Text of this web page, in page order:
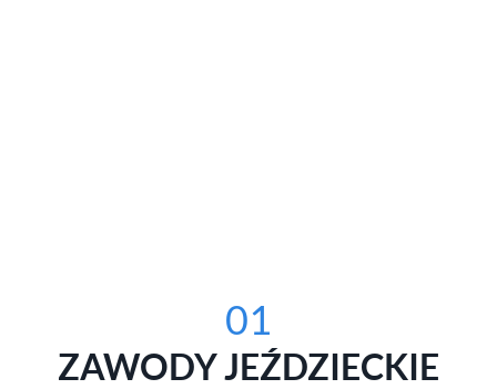
01
ZAWODY JEŹDZIECKIE